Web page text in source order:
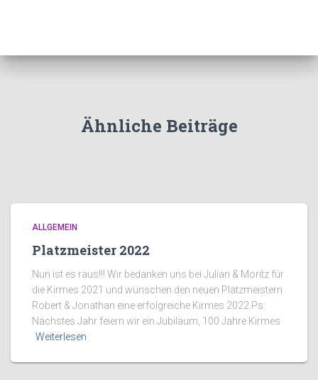
n
Ähnliche Beiträge
ALLGEMEIN
Platzmeister 2022
Nun ist es raus!!! Wir bedanken uns bei Julian & Moritz für
die Kirmes 2021 und wünschen den neuen Platzmeistern
Robert & Jonathan eine erfolgreiche Kirmes 2022.Ps:
Nächstes Jahr feiern wir ein Jubiläum, 100 Jahre Kirmes
Weiterlesen